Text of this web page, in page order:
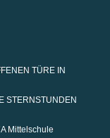
TÜRE IN
STERNSTUNDEN
Mittelschule